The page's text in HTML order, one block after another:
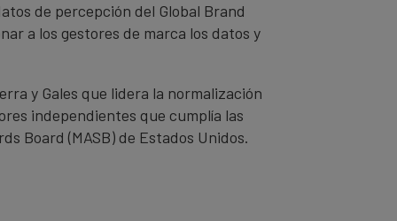
de percepción del Global Brand
a los gestores de marca los datos y
y Gales que lidera la normalización
independientes que cumplía las
Board (MASB) de Estados Unidos.